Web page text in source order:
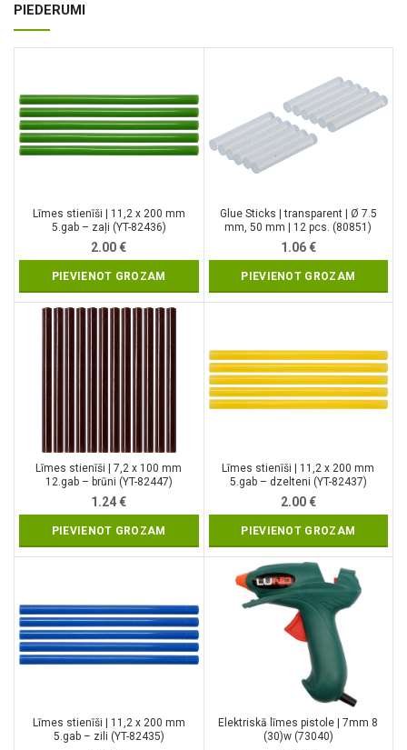
PIEDERUMI
Līmes stienīši | 11,2 x 200 mm
5.gab – zaļi (YT-82436)
2.00€
PIEVIENOT GROZAM
Glue Sticks | transparent | Ø 7.5
mm, 50 mm | 12 pcs. (80851)
1.06€
PIEVIENOT GROZAM
Līmes stienīši | 7,2 x 100 mm
12.gab – brūni (YT-82447)
1.24€
PIEVIENOT GROZAM
Līmes stienīši | 11,2 x 200 mm
5.gab – dzelteni (YT-82437)
2.00€
PIEVIENOT GROZAM
Līmes stienīši | 11,2 x 200 mm
5.gab – zili (YT-82435)
Elektriskā līmes pistole | 7mm 8
(30)w (73040)